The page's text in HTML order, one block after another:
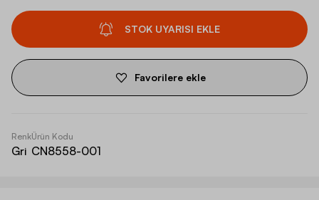
STOK UYARISI EKLE
Favorilere ekle
Renk
Gri
Ürün Kodu
CN8558-001